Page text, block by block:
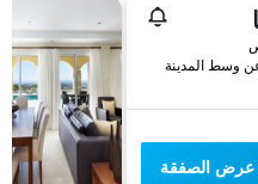
عرض الصفقة